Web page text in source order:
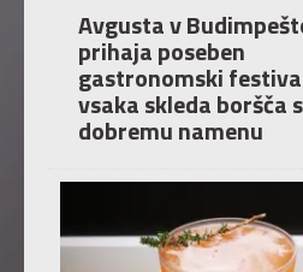
Avgusta v
prihaja poseben
gastronomski
vsaka skleda boršča
dobremu namenu